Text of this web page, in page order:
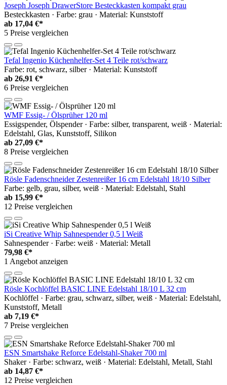
Joseph Joseph DrawerStore Besteckkasten kompakt grau
Besteckkasten · Farbe: grau · Material: Kunststoff
ab 17,04 €*
5 Preise vergleichen
Tefal Ingenio Küchenhelfer-Set 4 Teile rot/schwarz
Farbe: rot, schwarz, silber · Material: Kunststoff
ab 26,91 €*
6 Preise vergleichen
WMF Essig- / Ölsprüher 120 ml
Essigspender, Ölspender · Farbe: silber, transparent, weiß · Material:
Edelstahl, Glas, Kunststoff, Silikon
ab 27,09 €*
8 Preise vergleichen
Rösle Fadenschneider Zestenreißer 16 cm Edelstahl 18/10 Silber
Farbe: gelb, grau, silber, weiß · Material: Edelstahl, Stahl
ab 15,99 €*
12 Preise vergleichen
iSi Creative Whip Sahnespender 0,5 l Weiß
Sahnespender · Farbe: weiß · Material: Metall
79,98 €*
1 Angebot anzeigen
Rösle Kochlöffel BASIC LINE Edelstahl 18/10 L 32 cm
Kochlöffel · Farbe: grau, schwarz, silber, weiß · Material: Edelstahl,
Kunststoff, Metall
ab 7,19 €*
7 Preise vergleichen
ESN Smartshake Reforce Edelstahl-Shaker 700 ml
Shaker · Farbe: schwarz, weiß · Material: Edelstahl, Metall, Stahl
ab 14,87 €*
12 Preise vergleichen